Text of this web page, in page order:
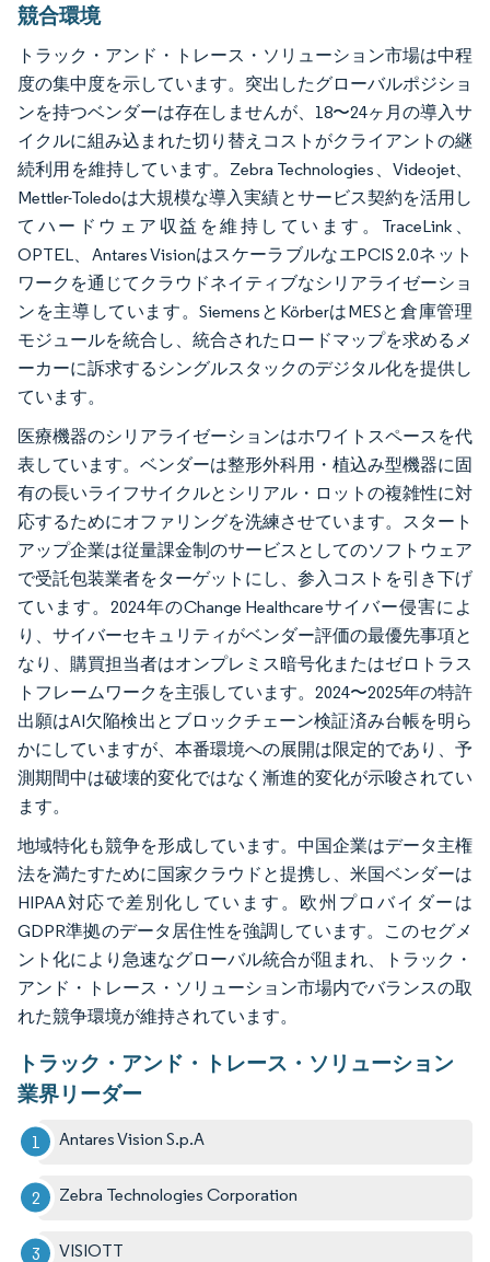
競合環境
トラック・アンド・トレース・ソリューション市場は中程
度の集中度を示しています。突出したグローバルポジショ
ンを持つベンダーは存在しませんが、18〜24ヶ月の導入サ
イクルに組み込まれた切り替えコストがクライアントの継
続利用を維持しています。Zebra Technologies、Videojet、
Mettler-Toledoは大規模な導入実績とサービス契約を活用し
てハードウェア収益を維持しています。TraceLink、
OPTEL、Antares VisionはスケーラブルなエPCIS 2.0ネット
ワークを通じてクラウドネイティブなシリアライゼーショ
ンを主導しています。SiemensとKörberはMESと倉庫管理
モジュールを統合し、統合されたロードマップを求めるメ
ーカーに訴求するシングルスタックのデジタル化を提供し
ています。
医療機器のシリアライゼーションはホワイトスペースを代
表しています。ベンダーは整形外科用・植込み型機器に固
有の長いライフサイクルとシリアル・ロットの複雑性に対
応するためにオファリングを洗練させています。スタート
アップ企業は従量課金制のサービスとしてのソフトウェア
で受託包装業者をターゲットにし、参入コストを引き下げ
ています。2024年のChange Healthcareサイバー侵害によ
り、サイバーセキュリティがベンダー評価の最優先事項と
なり、購買担当者はオンプレミス暗号化またはゼロトラス
トフレームワークを主張しています。2024〜2025年の特許
出願はAI欠陥検出とブロックチェーン検証済み台帳を明ら
かにしていますが、本番環境への展開は限定的であり、予
測期間中は破壊的変化ではなく漸進的変化が示唆されてい
ます。
地域特化も競争を形成しています。中国企業はデータ主権
法を満たすために国家クラウドと提携し、米国ベンダーは
HIPAA対応で差別化しています。欧州プロバイダーは
GDPR準拠のデータ居住性を強調しています。このセグメ
ント化により急速なグローバル統合が阻まれ、トラック・
アンド・トレース・ソリューション市場内でバランスの取
れた競争環境が維持されています。
トラック・アンド・トレース・ソリューション
業界リーダー
Antares Vision S.p.A
Zebra Technologies Corporation
VISIOTT